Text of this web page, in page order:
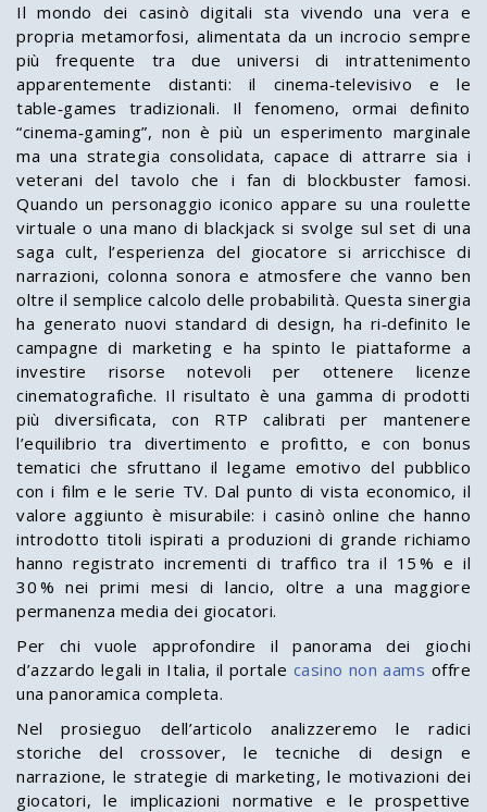
Il mondo dei casinò digitali sta vivendo una vera e
propria metamorfosi, alimentata da un incrocio sempre
più frequente tra due universi di intrattenimento
apparentemente distanti: il cinema‑televisivo e le
table‑games tradizionali. Il fenomeno, ormai definito
“cinema‑gaming”, non è più un esperimento marginale
ma una strategia consolidata, capace di attrarre sia i
veterani del tavolo che i fan di blockbuster famosi.
Quando un personaggio iconico appare su una roulette
virtuale o una mano di blackjack si svolge sul set di una
saga cult, l’esperienza del giocatore si arricchisce di
narrazioni, colonna sonora e atmosfere che vanno ben
oltre il semplice calcolo delle probabilità. Questa sinergia
ha generato nuovi standard di design, ha ri‑definito le
campagne di marketing e ha spinto le piattaforme a
investire risorse notevoli per ottenere licenze
cinematografiche. Il risultato è una gamma di prodotti
più diversificata, con RTP calibrati per mantenere
l’equilibrio tra divertimento e profitto, e con bonus
tematici che sfruttano il legame emotivo del pubblico
con i film e le serie TV. Dal punto di vista economico, il
valore aggiunto è misurabile: i casinò online che hanno
introdotto titoli ispirati a produzioni di grande richiamo
hanno registrato incrementi di traffico tra il 15 % e il
30 % nei primi mesi di lancio, oltre a una maggiore
permanenza media dei giocatori.
Per chi vuole approfondire il panorama dei giochi
d’azzardo legali in Italia, il portale casino non aams offre
una panoramica completa.
Nel prosieguo dell’articolo analizzeremo le radici
storiche del crossover, le tecniche di design e
narrazione, le strategie di marketing, le motivazioni dei
giocatori, le implicazioni normative e le prospettive